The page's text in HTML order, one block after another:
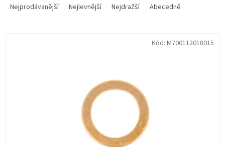
Nejprodávanější Nejlevnější Nejdražší Abecedně
Kód: M700112018015